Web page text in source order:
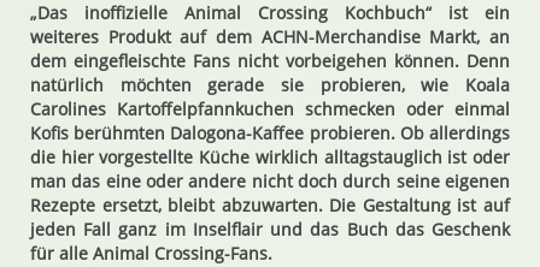
„Das inoffizielle Animal Crossing Kochbuch“ ist ein
weiteres Produkt auf dem ACHN-Merchandise Markt, an
dem eingefleischte Fans nicht vorbeigehen können. Denn
natürlich möchten gerade sie probieren, wie Koala
Carolines Kartoffelpfannkuchen schmecken oder einmal
Kofis berühmten Dalogona-Kaffee probieren. Ob allerdings
die hier vorgestellte Küche wirklich alltagstauglich ist oder
man das eine oder andere nicht doch durch seine eigenen
Rezepte ersetzt, bleibt abzuwarten. Die Gestaltung ist auf
jeden Fall ganz im Inselflair und das Buch das Geschenk
für alle Animal Crossing-Fans.